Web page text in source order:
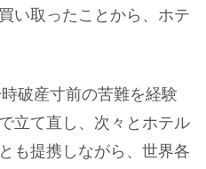
い取ったことから、ホテ
破産寸前の苦難を経験
立て直し、次々とホテル
も提携しながら、世界各